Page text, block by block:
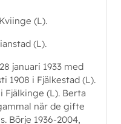
(L).
(L).
januari 1933 med
1908 i Fjälkestad (L).
Fjälkinge (L). Berta
när de gifte
Börje 1936-2004,